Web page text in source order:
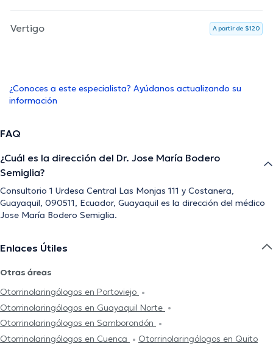
Vertigo A partir de $120
¿Conoces a este especialista? Ayúdanos actualizando su
información
FAQ
¿Cuál es la dirección del Dr. Jose María Bodero
Semiglia?
Consultorio 1 Urdesa Central Las Monjas 111 y Costanera,
Guayaquil, 090511, Ecuador, Guayaquil es la dirección del médico
Jose María Bodero Semiglia.
Enlaces Útiles
Otras áreas
Otorrinolaringólogos en Portoviejo
Otorrinolaringólogos en Guayaquil Norte
Otorrinolaringólogos en Samborondón
Otorrinolaringólogos en Cuenca
Otorrinolaringólogos en Quito